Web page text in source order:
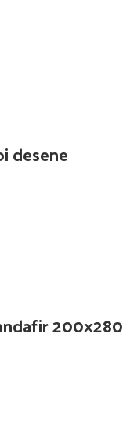
desene
200×280